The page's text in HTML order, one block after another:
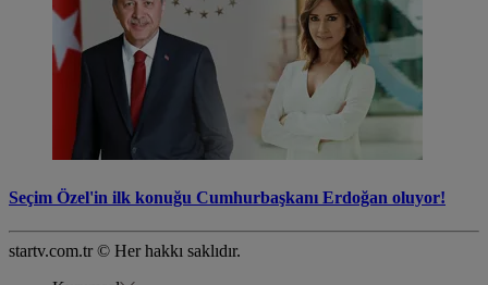
Seçim Özel'in ilk konuğu Cumhurbaşkanı Erdoğan oluyor!
startv.com.tr © Her hakkı saklıdır.